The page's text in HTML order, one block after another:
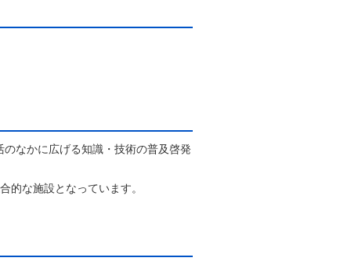
なかに広げる知識・技術の普及啓発
的な施設となっています。